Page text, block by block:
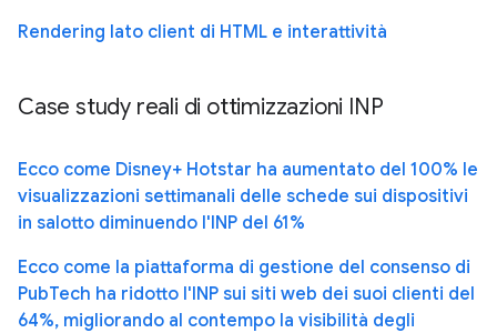
Rendering lato client di HTML e interattività
Case study reali di ottimizzazioni INP
Ecco come Disney+ Hotstar ha aumentato del 100% le
visualizzazioni settimanali delle schede sui dispositivi
in salotto diminuendo l'INP del 61%
Ecco come la piattaforma di gestione del consenso di
PubTech ha ridotto l'INP sui siti web dei suoi clienti del
64%, migliorando al contempo la visibilità degli